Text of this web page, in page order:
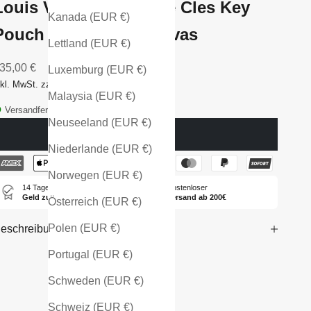
Kanada (EUR €)
Lettland (EUR €)
Luxemburg (EUR €)
Malaysia (EUR €)
Neuseeland (EUR €)
Niederlande (EUR €)
Norwegen (EUR €)
Österreich (EUR €)
Polen (EUR €)
Portugal (EUR €)
Schweden (EUR €)
Schweiz (EUR €)
Vuitton Pochette Cles Key
Monogram Canvas
€
MwSt. zzgl. Versandkosten
Versandfertig - in 1-2 Tagen bei dir
14 Tage
Geld zurück
Kostenloser
Versand ab 200€